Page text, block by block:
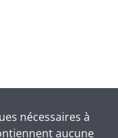
nécessaires à
aucune